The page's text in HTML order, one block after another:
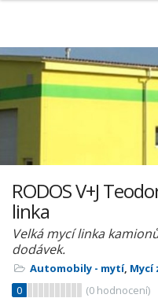
RODOS V+J
linka
Velká mycí linka
dodávek.
Automobily - mytí, Mycí
0
(0 hodnocení)